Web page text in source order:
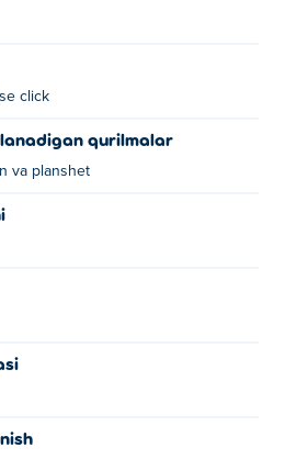
Turli xil mexanikalar bilan
kerak?
bosing
yaratilgan. Ularning boshqa
ni bepul o'ynashim
o'ynashingiz mumkin.
click
qurilmalar
va planshet